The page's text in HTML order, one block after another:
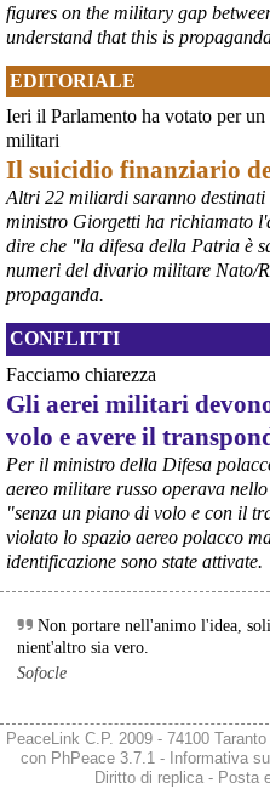
@peacelink - 6/8/2026 21:35
Ultimi cento milioni di euro per
possibili nuovi aiuti di Stato. Lo
Urso durante l’incontro al Mimit
tranche conclusiva del prestito
dovrà essere erogata entro il 9
acquirente.
Fonte: Studio100
#ILVA
@peacelink - 6/8/2026 21:08
Il governatore di Puglia Decaro
preoccupato di come era entrato,
sulla procedura di gara e
dello Stato.
Anche il sindaco di Taranto,
chiaro, garanzie sulla salute e
dell’area a freddo. La Provincia
#ILVA
@peacelink
Il ministro ha ribadito che il
agirà per evitare quella che i
sociale”, tutelando i lavoratori
figures on the military gap
understand that this is
EDITORIALE
Ieri il Parlamento ha votato per
militari
Il suicidio finanziario
Altri 22 miliardi saranno
ministro Giorgetti ha richiamato
dire che "la difesa della Patria è
numeri del divario militare Nato/
propaganda.
CONFLITTI
Facciamo chiarezza
Gli aerei militari
volo e avere il
Per il ministro della Difesa
aereo militare russo operava
"senza un piano di volo e con il
violato lo spazio aereo polacco
identificazione sono state attivate.
Non portare nell'animo l'idea,
nient'altro sia vero.
Sofocle
PeaceLink C.P. 2009 - 74100
con PhPeace 3.7.1 - Informativa
Diritto di replica- Posta